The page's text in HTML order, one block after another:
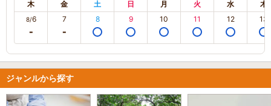
木 金 土 日 月 火 水 木
8/6 7 8 9 10 11 12 13
ジャンルから探す